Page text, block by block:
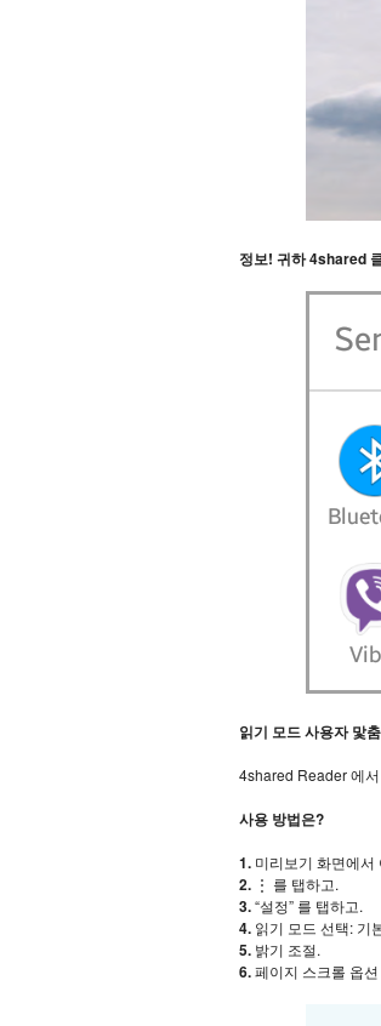
정보! 귀하 4shared
읽기 모드 사용자 맟
4shared Reader 에
사용 방법은?
1. 미리보기 화면에서
2. ⋮ 를 탭하고.
3.“설정” 를 탭하고.
4. 읽기 모드 선택: 기
5. 밝기 조절.
6.페이지 스크롤 옵